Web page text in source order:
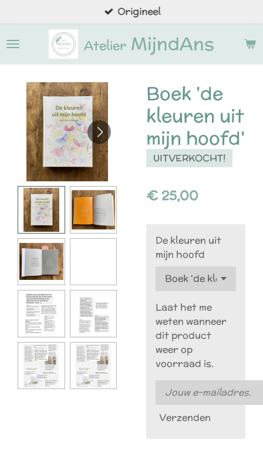
naar
Atelier MijndAns
Origineel
Boek 'de
kleuren uit
mijn hoofd'
UITVERKOCHT!
€ 25,00
De kleuren uit
mijn hoofd
Laat het me
weten wanneer
dit product
weer op
voorraad is.
Verzenden